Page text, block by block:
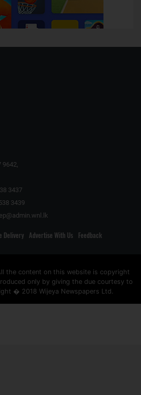
9642,
3437
3439
Delivery Advertise With Us Feedback
the content on this website is copyright
only by giving the due courtesy to
� 2018 Wijeya Newspapers Ltd.